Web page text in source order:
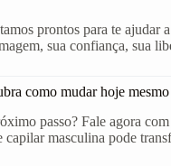
prontos para te ajudar
sua confiança, sua
como mudar hoje mesmo
passo? Fale agora
capilar masculina pode